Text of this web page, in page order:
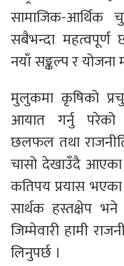
सामाजिक-आर्थिक
सबैभन्दा
नयाँ सङ्कल्प र योजना
मुलुकमा कृषिको
आयात गर्नु परेको
छलफल तथा
चासो देखाउँदै आएका
कतिपय प्रयास
सार्थक हस्तक्षेप
जिम्मेवारी हामी
लिनुपर्छ ।